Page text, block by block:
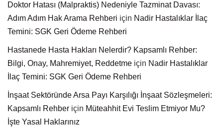
Doktor Hatası (Malpraktis) Nedeniyle Tazminat Davası:
Adım Adım Hak Arama Rehberi için Nadir Hastalıklar İlaç
Temini: SGK Geri Ödeme Rehberi
Hastanede Hasta Hakları Nelerdir? Kapsamlı Rehber:
Bilgi, Onay, Mahremiyet, Reddetme için Nadir Hastalıklar
İlaç Temini: SGK Geri Ödeme Rehberi
İnşaat Sektöründe Arsa Payı Karşılığı İnşaat Sözleşmeleri:
Kapsamlı Rehber için Müteahhit Evi Teslim Etmiyor Mu?
İşte Yasal Haklarınız